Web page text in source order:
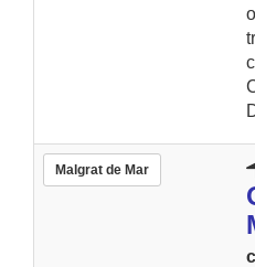
Malgrat de Mar